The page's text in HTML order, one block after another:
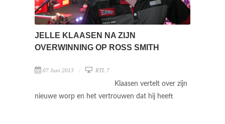
JELLE KLAASEN NA ZIJN
OVERWINNING OP ROSS SMITH
07 Juni 2013 RTL 7
Klaasen vertelt over zijn
nieuwe worp en het vertrouwen dat hij heeft